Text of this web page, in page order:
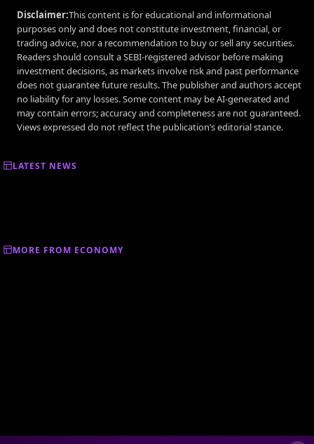
Disclaimer:This content is for educational and informational
purposes only and does not constitute investment, financial, or
trading advice, nor a recommendation to buy or sell any securities.
Readers should consult a SEBI-registered advisor before making
investment decisions, as markets involve risk and past performance
does not guarantee future results. The publisher and authors accept
no liability for any losses. Some content may be AI-generated and
may contain errors; accuracy and completeness are not guaranteed.
Views expressed do not reflect the publication’s editorial stance.
LATEST NEWS
MORE FROM ECONOMY